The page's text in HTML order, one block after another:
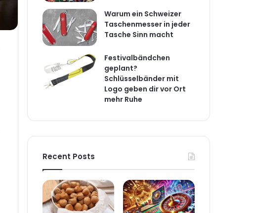
Warum ein Schweizer
Taschenmesser in jeder
Tasche Sinn macht
Festivalbändchen
geplant?
Schlüsselbänder mit
Logo geben dir vor Ort
mehr Ruhe
Recent Posts